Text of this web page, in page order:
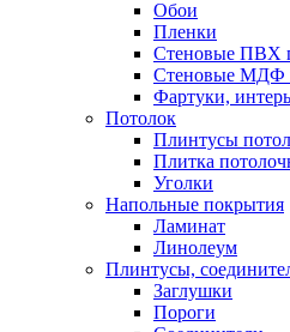
Обои
Пленки
Стеновые ПВХ
Стеновые МДФ
Фартуки,
Потолок
Плинтусы
Плитка
Уголки
Напольные покрытия
Ламинат
Линолеум
Плинтусы,
Заглушки
Пороги